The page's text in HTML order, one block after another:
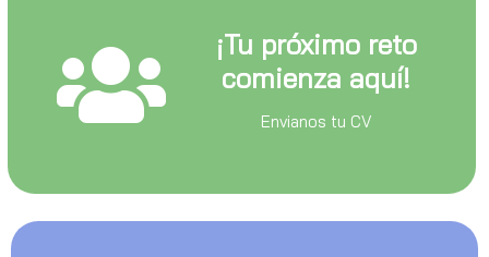
¡Tu próximo reto
comienza aquí!
Envianos tu CV